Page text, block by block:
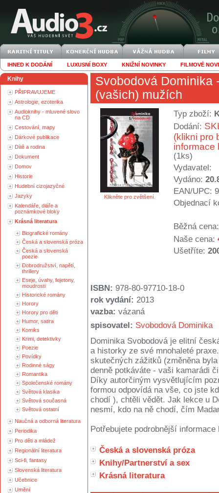
IHNED K DODÁNÍ LUXUSNÍ BOXY KNIŽNÍ NOVINKY FILMOVÉ
Knihy
PŘIPRAVUJEME
Astrologie, ezoterika
Audioknihy - mluvené slovo
na CD
Cestování, mapy
Dárkové publikace
Dítě a rodina
Dokument
Domov
Historie
Hudební cizojazyčné
Jazyky
Kalendáře, diáře a
poznámkové bloky
Krásná literatura
Biografické romány
Česká a slovenská próza
Česká a slovenská
poezie
Dobrodružství, napětí,
thrillery
Eseje, úvahy, fejetony,
moudrosti
Historické romány
Horory
Horory pro děti
Humor, satira
Komiks
Krimi, detektivky
Poezie
Povídky
Rodinné ságy
Romantika
Společenské romány
Světová klasika
Světová současná
Světová ostatní
Naučná a odborná literatura
Periodika
Pro děti a mládež
Regionální literatura
Sci-fi, fantasy
Slovenská literatura
Učebnice
Umění
Svobodová Dominika
(vašich) mužích
Klikněte pro zvětšení.
Typ zboží:
Dodání:
(klikni pro
informace
(1ks)
Vydavatel:
Vydáno:
EAN/UPC:
Objednací
Běžná cena:
Naše cena:
Ušetříte:
ISBN: 978-80-97710-18-0
rok vydání: 2013
vazba: vázaná
spisovatel: Svobodová Dominika
Dominika Svobodová je elitní
a historky ze své mnohaleté
skutečných zážitků (změněna
denně potkáváte - vaši kamarádi
Díky autorčiným vysvětlujícím
formou odpovídá na vše, co jste
chodí ), chtěli vědět. Jak lekce u
nesmí, kdo na ně chodí, čím
Potřebujete podrobnější
Česká a slovenská próza
Knihy/Partnerství a sex
Krásná literatura